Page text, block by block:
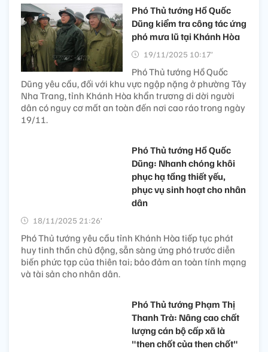
Phó Thủ tướng Hồ Quốc
Dũng kiểm tra công tác ứng
phó mưa lũ tại Khánh Hòa
19/11/2025 10:17’
Phó Thủ tướng Hồ Quốc
Dũng yêu cầu, đối với khu vực ngập nặng ở phường Tây
Nha Trang, tỉnh Khánh Hòa khẩn trương di dời người
dân có nguy cơ mất an toàn đến nơi cao ráo trong ngày
19/11.
Phó Thủ tướng Hồ Quốc
Dũng: Nhanh chóng khôi
phục hạ tầng thiết yếu,
phục vụ sinh hoạt cho nhân
dân
18/11/2025 21:26’
Phó Thủ tướng yêu cầu tỉnh Khánh Hòa tiếp tục phát
huy tinh thần chủ động, sẵn sàng ứng phó trước diễn
biến phức tạp của thiên tai; bảo đảm an toàn tính mạng
và tài sản cho nhân dân.
Phó Thủ tướng Phạm Thị
Thanh Trà: Nâng cao chất
lượng cán bộ cấp xã là
"then chốt của then chốt"